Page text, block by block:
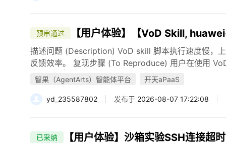
预审通过 【用户体验】【VoD Skill,
描述问题 (Description) VoD skill 脚本执行速度慢，
反馈效率。 复现步骤 (To Reproduce) 用户在使用
智果（AgentArts）智能体平台 开天aPaaS
yd_235587802 发布于 2026-08-07 17:22:08
已采纳 【用户体验】沙箱实验SSH连接超